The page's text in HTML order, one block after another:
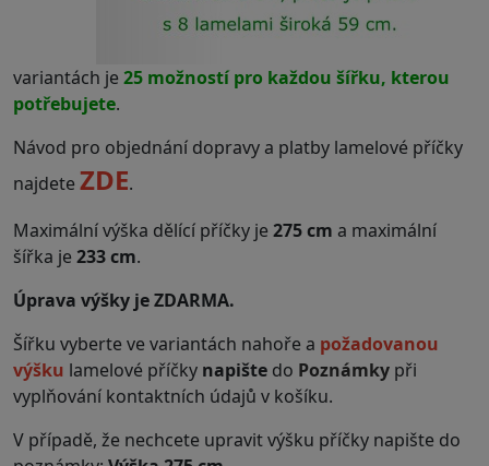
variantách je 25 možností pro každou šířku, kterou
potřebujete.
Návod pro objednání dopravy a platby lamelové příčky
najdete ZDE.
Maximální výška dělící příčky je 275 cm a maximální
šířka je 233 cm.
Úprava výšky je ZDARMA.
Šířku vyberte ve variantách nahoře a požadovanou
výšku lamelové příčky napište do Poznámky při
vyplňování kontaktních údajů v košíku.
V případě, že nechcete upravit výšku příčky napište do